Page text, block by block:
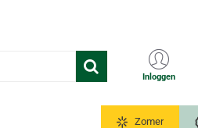
Inloggen
Zomer